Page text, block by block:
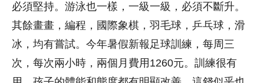
必須堅持。游泳也一樣，一級一級，必須不斷升。
其餘畫畫，編程，國際象棋，羽毛球，乒乓球，滑
冰，均有嘗試。今年暑假新報足球訓練，每周三
次，每次兩小時，兩個月費用1260元。訓練很有